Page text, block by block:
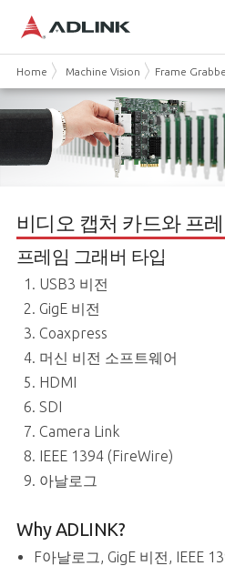
Home Machine Vision Frame
비디오 캡처 카드와 프
프레임 그래버 타입
USB3 비전
GigE 비전
Coaxpress
머신 비전 소프트웨어
HDMI
SDI
Camera Link
IEEE 1394 (FireWire)
아날로그
Why ADLINK?
F아날로그, GigE 비전, IEEE